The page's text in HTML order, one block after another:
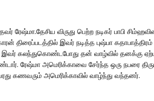
ரேஷ்மா.தேசிய விருது பெற்ற நடிகர் பாபி
இவர் நடித்த புஷ்பா
இவர் கலந்துகொண்டபோது தன் வாழ்வில் தனக்கு
ரேஷ்மா அமெரிக்காவை சேர்ந்த ஒரு நபரை
கணவரும் அமெரிக்காவில் வாழ்ந்து வந்தனர்.